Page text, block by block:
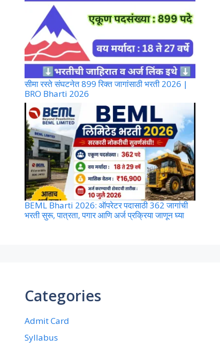
सीमा रस्ते संघटनेत 899 रिक्त जागांसाठी भरती 2026 |
BRO Bharti 2026
BEML Bharti 2026: ऑपरेटर पदासाठी 362 जागांची
भरती सुरू, पात्रता, पगार आणि अर्ज प्रक्रिया जाणून घ्या
Categories
Admit Card
Syllabus